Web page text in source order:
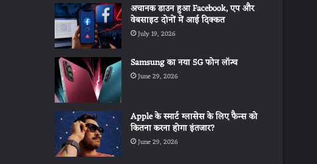
अचानक डाउन हुआ Facebook, एप और
वेबसाइट दोनों में आई दिक्कत
July 19, 2026
Samsung का नया 5G फोन लॉन्च
June 29, 2026
Apple के स्मार्ट ग्लासेस के लिए फैन्स को
कितना करना होगा इंतजार?
June 29, 2026